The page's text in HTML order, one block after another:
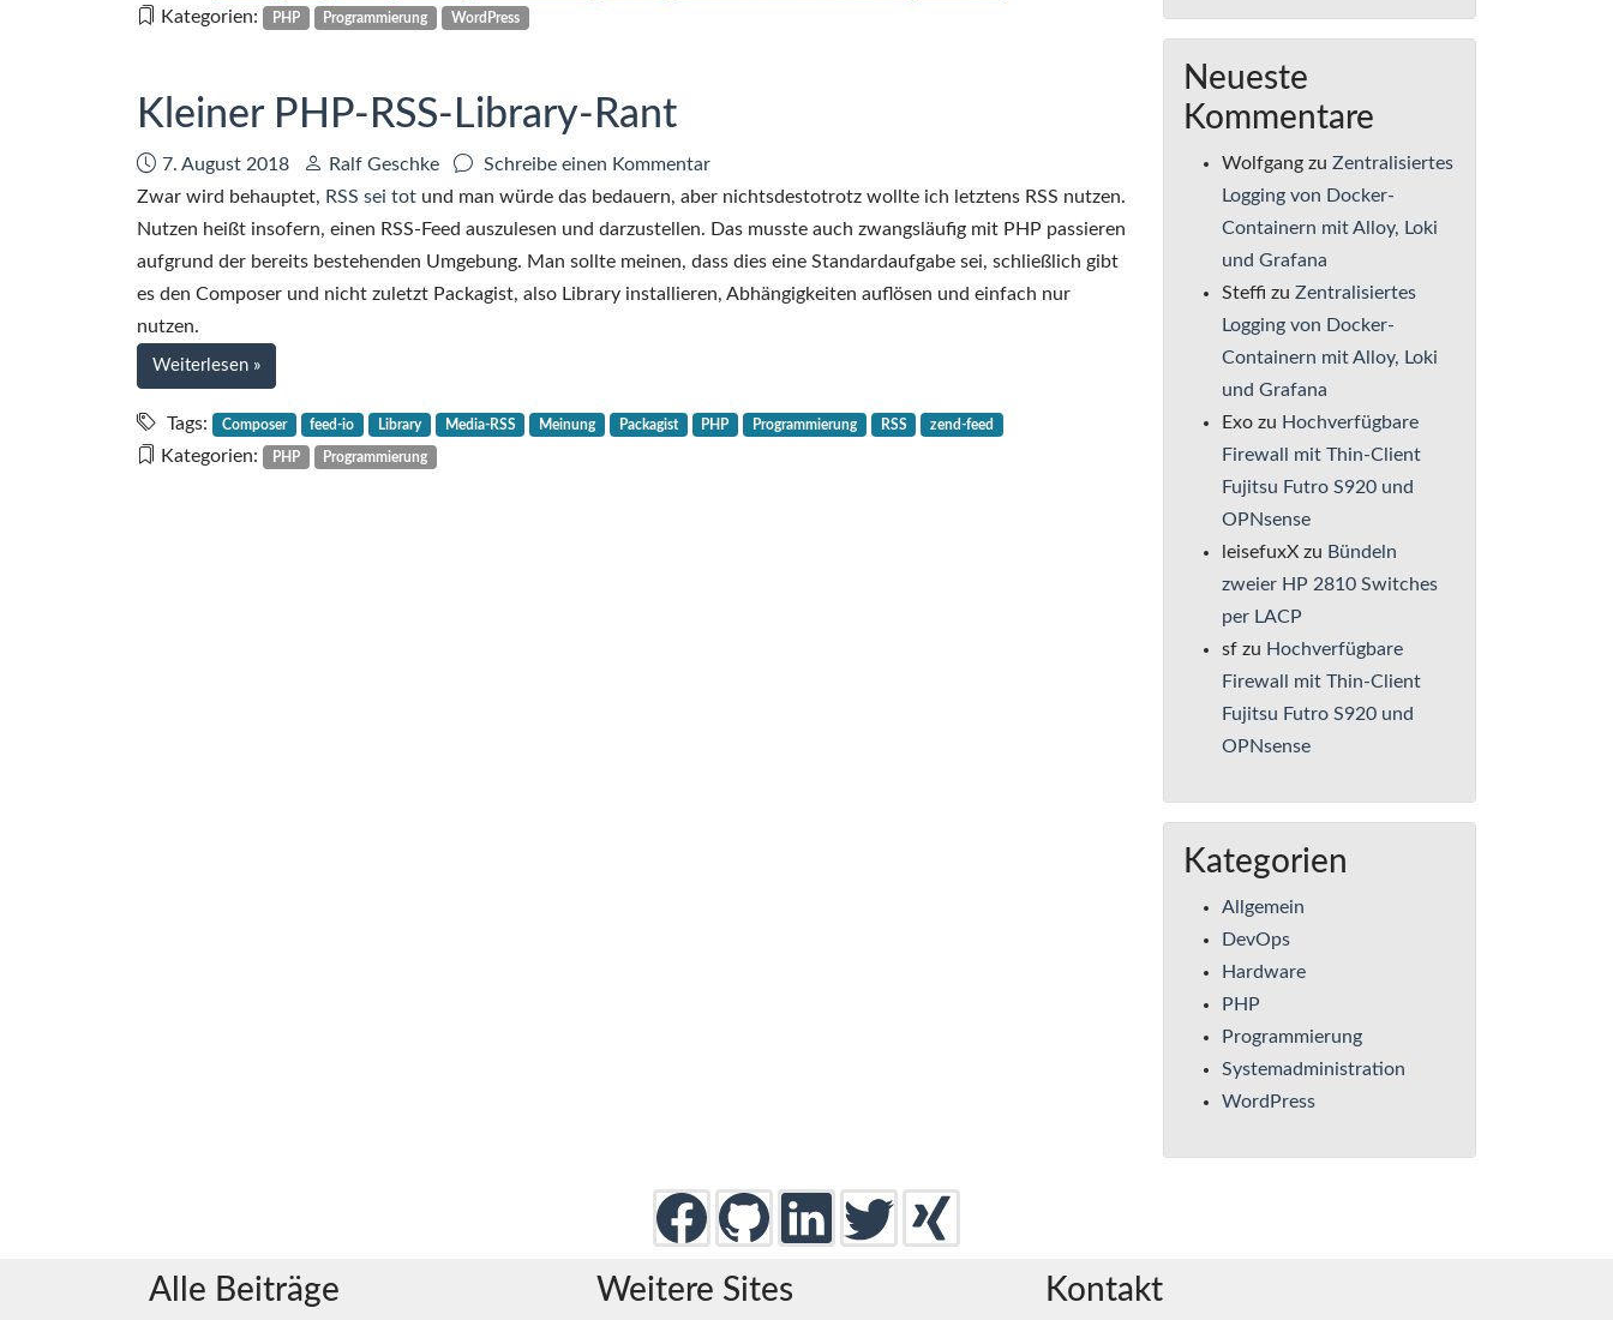
„widget_setting_too_many_options“
und
Lösung
Kategorien: PHP Programmierung WordPress
Kleiner PHP-RSS-Library-Rant
Datum:
7. August 2018 Autor:
Ralf Geschke Schreibe einen Kommentarzu
Kleiner
PHP-
RSS-
Library-
Zwar wird behauptet, RSS sei tot und man würde das bedauern, aber nichtsdestotrotz wollte ich letztens RSS nutzen.
Nutzen heißt insofern, einen RSS-Feed auszulesen und darzustellen. Das musste auch zwangsläufig mit PHP passieren
aufgrund der bereits bestehenden Umgebung. Man sollte meinen, dass dies eine Standardaufgabe sei, schließlich gibt
es den Composer und nicht zuletzt Packagist, also Library installieren, Abhängigkeiten auflösen und einfach nur
nutzen.
Weiterlesen bei
Kleiner
PHP-
RSS-
»
Tags: Composer feed-io Library Media-RSS Meinung Packagist PHP Programmierung RSS zend-feed
Kategorien: PHP Programmierung
Neueste
Kommentare
Wolfgang zu Zentralisiertes
Logging von Docker-
Containern mit Alloy, Loki
und Grafana
Steffi zu Zentralisiertes
Logging von Docker-
Containern mit Alloy, Loki
und Grafana
Exo zu Hochverfügbare
Firewall mit Thin-Client
Fujitsu Futro S920 und
OPNsense
leisefuxX zu Bündeln
zweier HP 2810 Switches
per LACP
sf zu Hochverfügbare
Firewall mit Thin-Client
Fujitsu Futro S920 und
OPNsense
Kategorien
Allgemein
DevOps
Hardware
PHP
Programmierung
Systemadministration
WordPress
Alle Beiträge Weitere Sites Kontakt